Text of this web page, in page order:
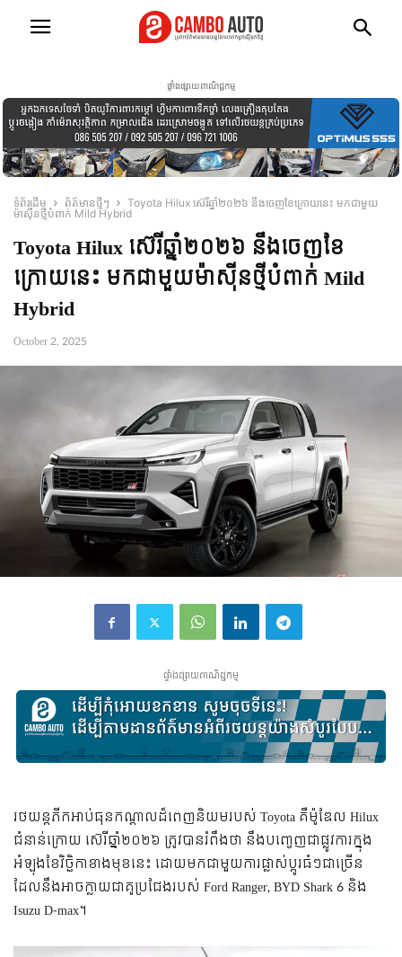
ផ្ទាំងផ្សាយពាណិជ្ជកម្ម
ទំព័រដើម ព័ត៍មានថ្មីៗ
Toyota Hilux ស៊េរីឆ្នាំ២០២៦ នឹងចេញខែក្រោយនេះ មកជាមួយ
ម៉ាស៊ីនថ្មីបំពាក់ Mild Hybrid
Toyota Hilux ស៊េរីឆ្នាំ២០២៦ នឹងចេញខែ
ក្រោយនេះ មកជាមួយម៉ាស៊ីនថ្មីបំពាក់ Mild
Hybrid
October 2, 2025
ផ្ទាំងផ្សាយពាណិជ្ជកម្ម
រថយន្តភីកអាប់ធុនកណ្តាលដ៏ពេញនិយមរបស់ Toyota គឺម៉ូឌែល Hilux
ជំនាន់ក្រោយ ស៊េរីឆ្នាំ២០២៦ ត្រូវបានរំពឹងថា នឹងបញ្ចេញជាផ្លូវការក្នុង
អំឡុងខែវិច្ឆិកាខាងមុខនេះ ដោយមកជាមួយការផ្លាស់ប្តូរធំៗជាច្រើន
ដែលនឹងអាចក្លាយជាគូប្រជែងរបស់ Ford Ranger, BYD Shark 6 និង
Isuzu D-max។